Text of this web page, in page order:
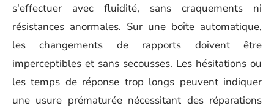
s'effectuer avec fluidité, sans craquements ni
résistances anormales. Sur une boîte automatique,
les changements de rapports doivent être
imperceptibles et sans secousses. Les hésitations ou
les temps de réponse trop longs peuvent indiquer
une usure prématurée nécessitant des réparations